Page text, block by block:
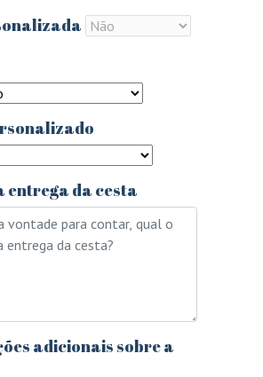
entrega da cesta
adicionais sobre a